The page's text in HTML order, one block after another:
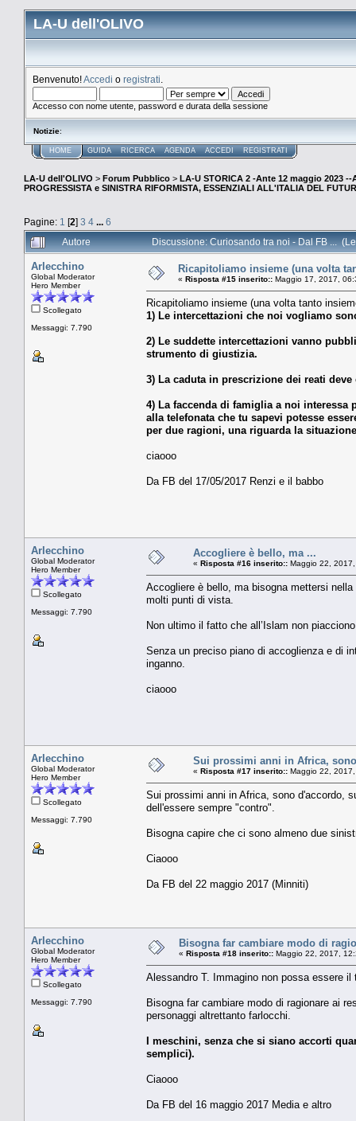
LA-U dell'OLIVO
Benvenuto!Accedi o registrati
Accesso con nome utente, password e durata della sessione
Notizie:
HOME GUIDA RICERCA AGENDA ACCEDI REGISTRATI
LA-U dell'OLIVO > Forum Pubblico > LA-U STORICA 2 -Ante 12 maggio 2023 --
PROGRESSISTA e SINISTRA RIFORMISTA, ESSENZIALI ALL'ITALIA DEL
Pagine: 1 [2] 3 4 ... 6
Autore
Discussione: Curiosando tra noi - Dal FB ...
Arlecchino
Global Moderator
Hero Member
Scollegato
Messaggi: 7.790
Ricapitoliamo insieme (una volta
« Risposta #15 inserito:: Maggio 17, 2017,
Ricapitoliamo insieme (una volta tanto
1) Le intercettazioni che noi vogliamo
2) Le suddette intercettazioni vanno
strumento di giustizia.
3) La caduta in prescrizione dei reati
4) La faccenda di famiglia a noi
alla telefonata che tu sapevi potesse
per due ragioni, una riguarda la
ciaooo
Da FB del 17/05/2017 Renzi e il babbo
Arlecchino
Global Moderator
Hero Member
Scollegato
Messaggi: 7.790
Accogliere è bello, ma ...
« Risposta #16 inserito:: Maggio 22,
Accogliere è bello, ma bisogna mettersi
molti punti di vista.
Non ultimo il fatto che all’Islam non piacciono
Senza un preciso piano di accoglienza e di
inganno.
ciaooo
Arlecchino
Global Moderator
Hero Member
Scollegato
Messaggi: 7.790
Sui prossimi anni in Africa,
« Risposta #17 inserito:: Maggio 22,
Sui prossimi anni in Africa, sono d'accordo,
dell'essere sempre "contro".
Bisogna capire che ci sono almeno due
Ciaooo
Da FB del 22 maggio 2017 (Minniti)
Arlecchino
Global Moderator
Hero Member
Scollegato
Messaggi: 7.790
Bisogna far cambiare modo di
« Risposta #18 inserito:: Maggio 22, 2017,
Alessandro T. Immagino non possa essere il
Bisogna far cambiare modo di ragionare ai
personaggi altrettanto farlocchi.
I meschini, senza che si siano accorti
semplici).
Ciaooo
Da FB del 16 maggio 2017 Media e altro